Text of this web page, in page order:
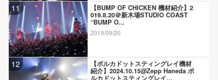
11
【BUMP OF CHICKEN 機材紹介】2
019.8.20＠新木場STUDIO COAST
“BUMP O...
2019/09/20
12
【ポルカドットスティングレイ機材
紹介】2024.10.15@Zepp Haneda ポ
ルカドットスティングレイ...